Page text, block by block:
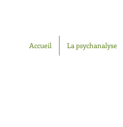
Accueil La psychanalyse